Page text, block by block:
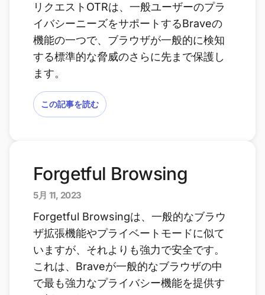
リクエストOTRは、一般ユーザーのプラ
イバシーニーズをサポートするBraveの
機能の一つで、ブラウザが一般的に検知
する標準的な脅威のさらに先まで保護し
ます。
この記事を読む
Forgetful Browsing
5月 11, 2023
Forgetful Browsingは、一般的なブラウ
ザ拡張機能やプライベートモードに似て
いますが、それよりも強力で安全です。
これは、Braveが一般的なブラウザの中
で最も強力なプライバシー機能を提供す